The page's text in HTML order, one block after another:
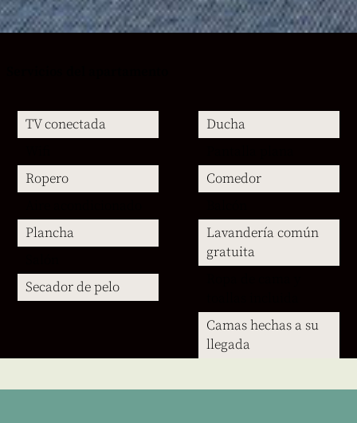
TV conectada
Ropero
Plancha
Secador de pelo
Ducha
Comedor
Lavandería común
gratuita
Camas hechas a su
llegada